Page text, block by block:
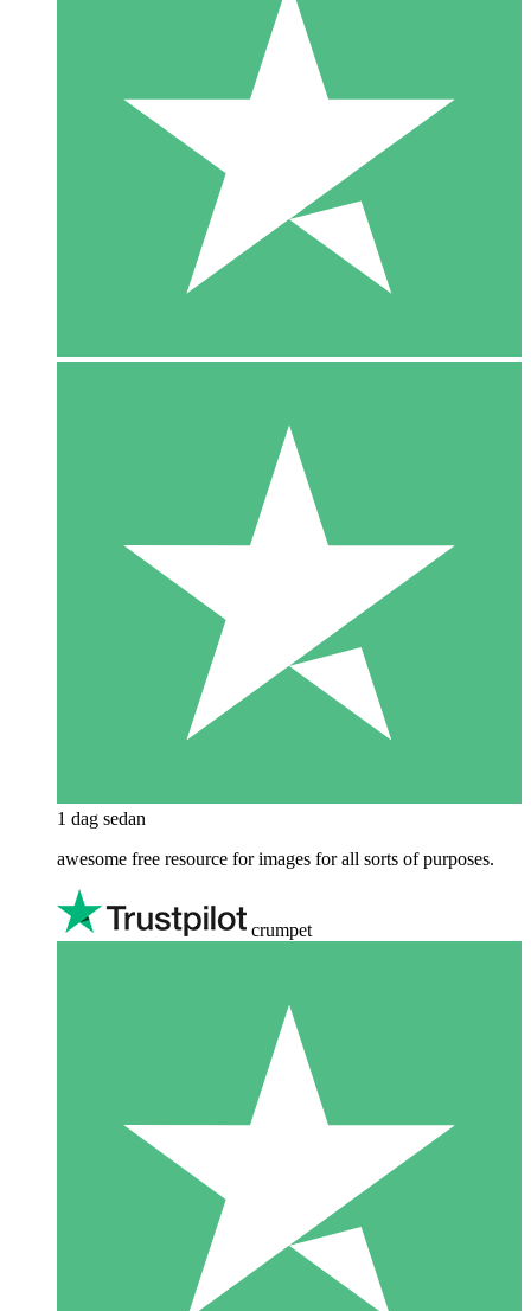
1 dag sedan
awesome free resource for images for all sorts of purposes.
crumpet